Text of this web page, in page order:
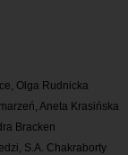
Olga Rudnicka
Aneta Krasińska
Bracken
S.A. Chakraborty